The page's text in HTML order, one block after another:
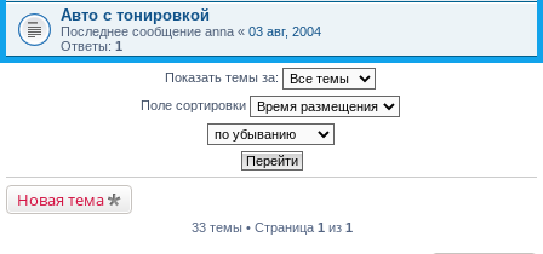
Авто с тонировкой
Последнее сообщение anna « 03 авг, 2004
Ответы: 1
Показать темы за:
Поле сортировки
Новая тема
33 темы • Страница 1 из 1